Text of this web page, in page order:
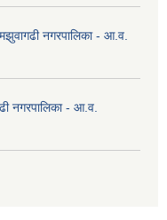
नगरपालिका - आ.व.
नगरपालिका - आ.व.